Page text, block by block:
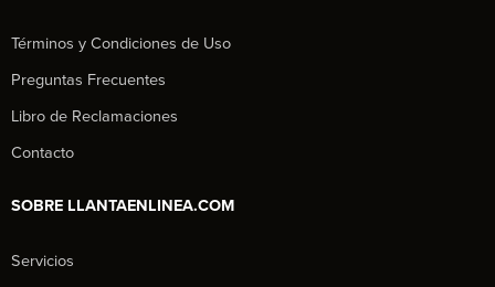
Términos y Condiciones de Uso
Preguntas Frecuentes
Libro de Reclamaciones
Contacto
SOBRE LLANTAENLINEA.COM
Servicios